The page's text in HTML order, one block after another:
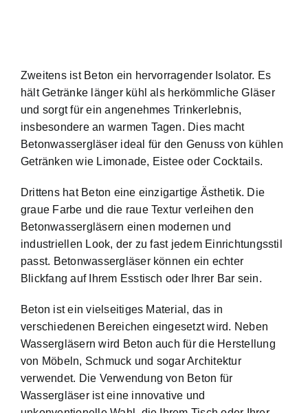
Zweitens ist Beton ein hervorragender Isolator. Es
hält Getränke länger kühl als herkömmliche Gläser
und sorgt für ein angenehmes Trinkerlebnis,
insbesondere an warmen Tagen. Dies macht
Betonwassergläser ideal für den Genuss von kühlen
Getränken wie Limonade, Eistee oder Cocktails.
Drittens hat Beton eine einzigartige Ästhetik. Die
graue Farbe und die raue Textur verleihen den
Betonwassergläsern einen modernen und
industriellen Look, der zu fast jedem Einrichtungsstil
passt. Betonwassergläser können ein echter
Blickfang auf Ihrem Esstisch oder Ihrer Bar sein.
Beton ist ein vielseitiges Material, das in
verschiedenen Bereichen eingesetzt wird. Neben
Wassergläsern wird Beton auch für die Herstellung
von Möbeln, Schmuck und sogar Architektur
verwendet. Die Verwendung von Beton für
Wassergläser ist eine innovative und